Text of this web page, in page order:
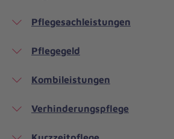
Pflegesachleistungen
Pflegegeld
Kombileistungen
Verhinderungspflege